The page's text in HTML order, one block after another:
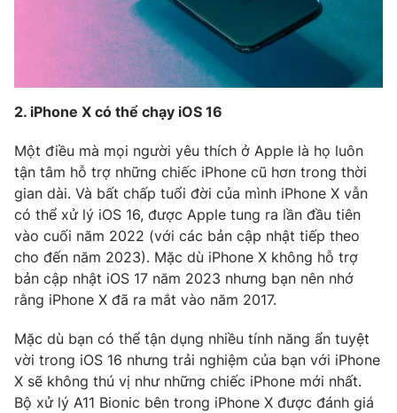
VTV Thể thao
VTV Sức khoẻ Bất động sản
Thị trường 24h Tấm lòng Việt
VTV4 Vươn mình bằng AI
VTV9 VTV8
Liên hệ tòa soạn English
THỜI BÁO VTV
2. iPhone X có thể chạy iOS 16
Một điều mà mọi người yêu thích ở Apple là họ luôn
tận tâm hỗ trợ những chiếc iPhone cũ hơn trong thời
gian dài. Và bất chấp tuổi đời của mình iPhone X vẫn
có thể xử lý iOS 16, được Apple tung ra lần đầu tiên
vào cuối năm 2022 (với các bản cập nhật tiếp theo
cho đến năm 2023). Mặc dù iPhone X không hỗ trợ
bản cập nhật iOS 17 năm 2023 nhưng bạn nên nhớ
rằng iPhone X đã ra mắt vào năm 2017.
Mặc dù bạn có thể tận dụng nhiều tính năng ẩn tuyệt
vời trong iOS 16 nhưng trải nghiệm của bạn với iPhone
X sẽ không thú vị như những chiếc iPhone mới nhất.
Bộ xử lý A11 Bionic bên trong iPhone X được đánh giá